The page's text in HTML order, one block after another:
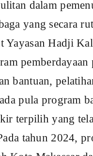
dan pendampingan
bantuan Asnaf Fakir
melalui tahap
ini akan
Kabupaten Gowa.
pembinaan dan
ekonomi.